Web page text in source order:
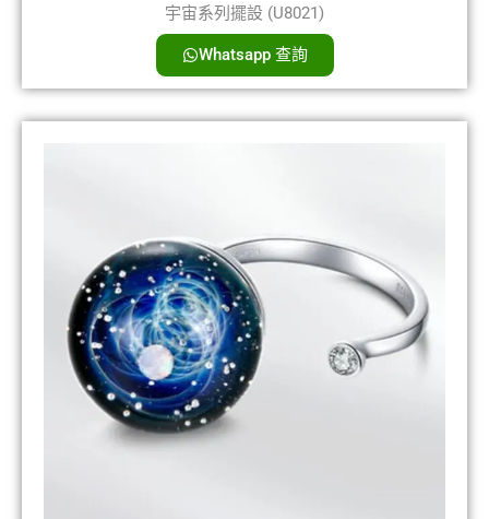
宇宙系列擺設 (U8021)
Whatsapp 查詢